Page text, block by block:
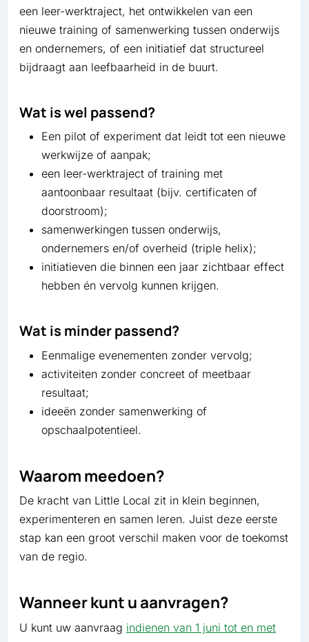
een leer-werktraject, het ontwikkelen van een
nieuwe training of samenwerking tussen onderwijs
en ondernemers, of een initiatief dat structureel
bijdraagt aan leefbaarheid in de buurt.
Wat is wel passend?
Een pilot of experiment dat leidt tot een nieuwe
werkwijze of aanpak;
een leer-werktraject of training met
aantoonbaar resultaat (bijv. certificaten of
doorstroom);
samenwerkingen tussen onderwijs,
ondernemers en/of overheid (triple helix);
initiatieven die binnen een jaar zichtbaar effect
hebben én vervolg kunnen krijgen.
Wat is minder passend?
Eenmalige evenementen zonder vervolg;
activiteiten zonder concreet of meetbaar
resultaat;
ideeën zonder samenwerking of
opschaalpotentieel.
Waarom meedoen?
De kracht van Little Local zit in klein beginnen,
experimenteren en samen leren. Juist deze eerste
stap kan een groot verschil maken voor de toekomst
van de regio.
Wanneer kunt u aanvragen?
U kunt uw aanvraag indienen van 1 juni tot en met